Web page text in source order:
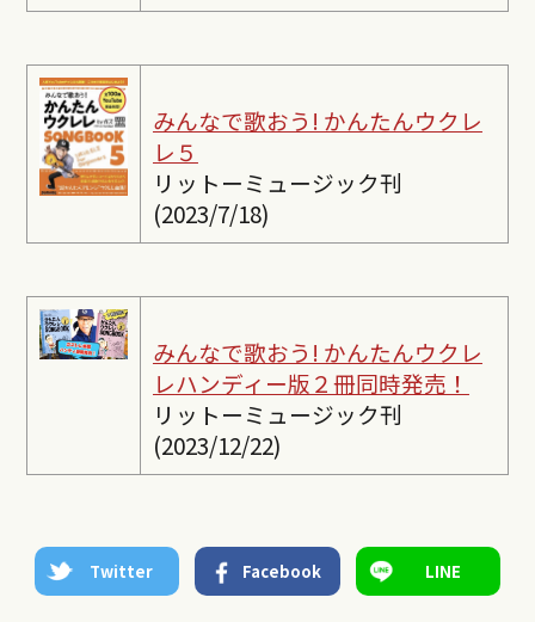
みんなで歌おう! かんたんウクレ
レ５
リットーミュージック刊
(2023/7/18)
みんなで歌おう! かんたんウクレ
レハンディー版２冊同時発売！
リットーミュージック刊
(2023/12/22)
Twitter Facebook LINE